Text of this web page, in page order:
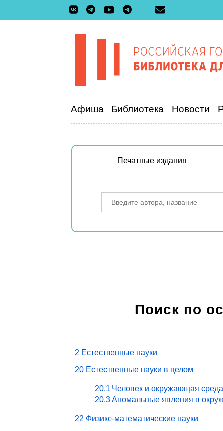
Афиша Библиотека Новости
Печатные издания
Поиск по
2 Естественные науки
20 Естественные науки в целом
20.1 Человек и окружающая
20.3 Аномальные явления в
22 Физико-математические науки